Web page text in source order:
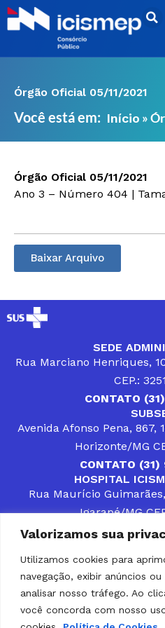
Valorizamos sua
Utilizamos cookies para
navegação, exibir anúncios
analisar nosso tráfego. Ao
você concorda com nosso
Ir
para
Órgão Oficial 05/11/2021
Você está em: Início »
Órgão Oficial 05/11/2021
Ano 3 – Número 404 |
Baixar Arquivo
SEDE
Rua Marciano Henriques,
CEP.:
CONTATO
Avenida Afonso Pena, 867,
Horizonte/MG
CONTATO
HOSPITAL
Rua Maurício
Igarapé/MG
CONTATOS (31) 3512-
DESENVOLVER
PÚBLICOS QUE
POPULAÇÃO DA REGIÃO
PARCEIRO DOS
SOLUÇÃO DE
GESTORES MUNICIPAIS,